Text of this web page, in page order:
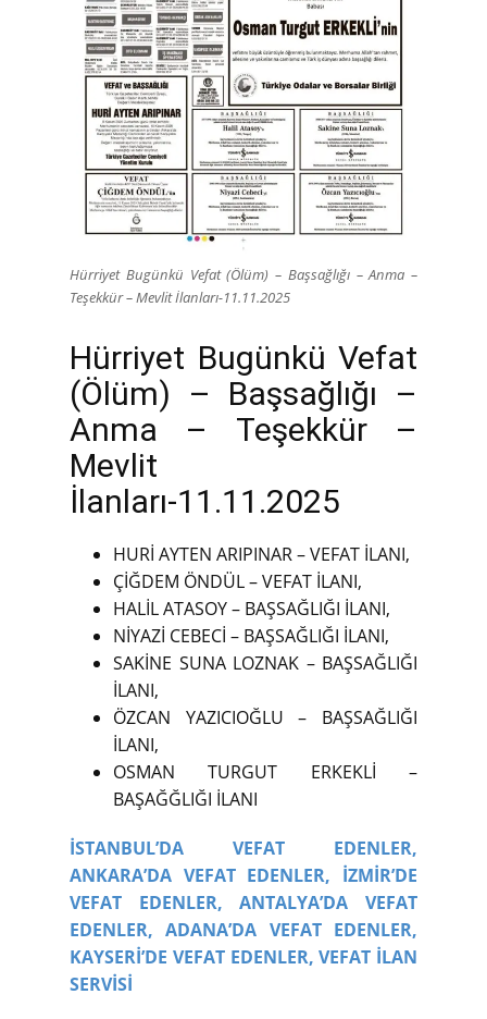
Hürriyet Bugünkü Vefat (Ölüm) – Başsağlığı – Anma –
Teşekkür – Mevlit İlanları-11.11.2025
Hürriyet Bugünkü Vefat
(Ölüm) – Başsağlığı –
Anma – Teşekkür –
Mevlit
İlanları-11.11.2025
HURİ AYTEN ARIPINAR – VEFAT İLANI,
ÇİĞDEM ÖNDÜL – VEFAT İLANI,
HALİL ATASOY – BAŞSAĞLIĞI İLANI,
NİYAZİ CEBECİ – BAŞSAĞLIĞI İLANI,
SAKİNE SUNA LOZNAK – BAŞSAĞLIĞI
İLANI,
ÖZCAN YAZICIOĞLU – BAŞSAĞLIĞI
İLANI,
OSMAN TURGUT ERKEKLİ –
BAŞAĞĞLIĞI İLANI
İSTANBUL’DA VEFAT EDENLER,
ANKARA’DA VEFAT EDENLER, İZMİR’DE
VEFAT EDENLER,
ANTALYA’DA VEFAT
EDENLER, ADANA’DA VEFAT EDENLER,
KAYSERİ’DE VEFAT EDENLER, VEFAT İLAN
SERVİSİ